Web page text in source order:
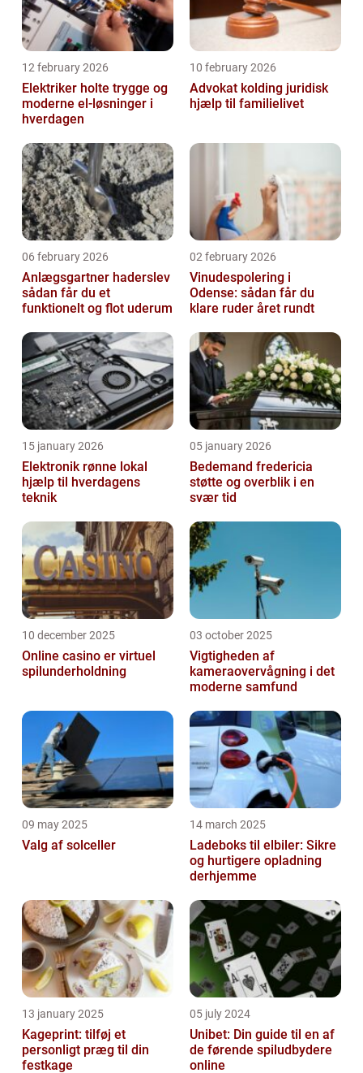
12 february 2026
Elektriker holte trygge og
moderne el-løsninger i
hverdagen
10 february 2026
Advokat kolding juridisk
hjælp til familielivet
06 february 2026
Anlægsgartner haderslev
sådan får du et
funktionelt og flot uderum
02 february 2026
Vinudespolering i
Odense: sådan får du
klare ruder året rundt
15 january 2026
Elektronik rønne lokal
hjælp til hverdagens
teknik
05 january 2026
Bedemand fredericia
støtte og overblik i en
svær tid
10 december 2025
Online casino er virtuel
spilunderholdning
03 october 2025
Vigtigheden af
kameraovervågning i det
moderne samfund
09 may 2025
Valg af solceller
14 march 2025
Ladeboks til elbiler: Sikre
og hurtigere opladning
derhjemme
13 january 2025
Kageprint: tilføj et
personligt præg til din
festkage
05 july 2024
Unibet: Din guide til en af
de førende spiludbydere
online